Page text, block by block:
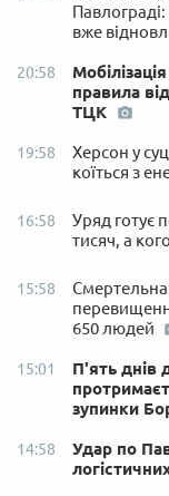
Павлограді:
вже
20:58
правила
ТЦК
19:58
Херсон у
коїться з
16:58
Уряд готує
тисяч, а
15:58
Смертельна
650 людей
15:01
П'ять днів
зупинки
14:58
Удар по